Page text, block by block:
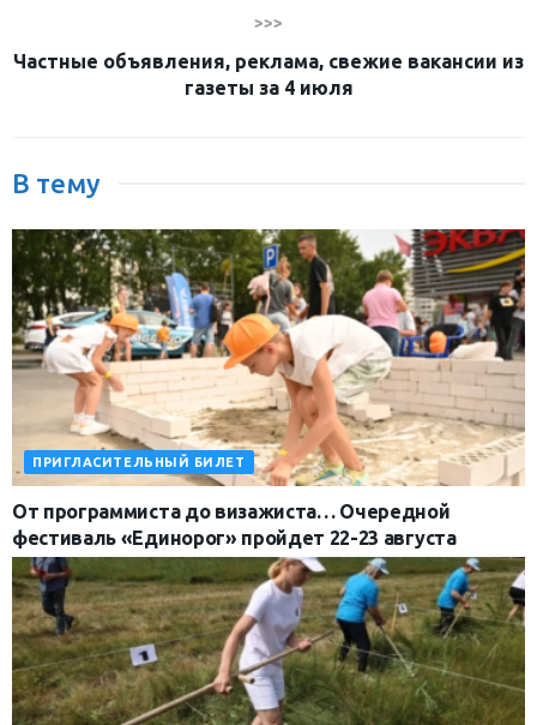
>>>
Частные объявления, реклама, свежие вакансии из
газеты за 4 июля
В тему
ПРИГЛАСИТЕЛЬНЫЙ БИЛЕТ
От программиста до визажиста… Очередной
фестиваль «Единорог» пройдет 22-23 августа